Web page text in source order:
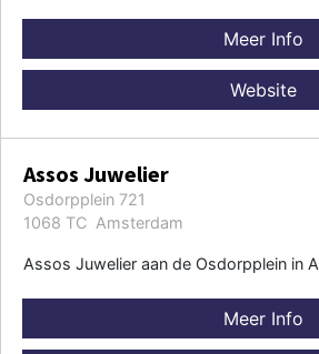
Meer Info
Website
Assos Juwelier
Osdorpplein 721
1068 TC Amsterdam
Assos Juwelier aan de Osdorpplein in
Meer Info